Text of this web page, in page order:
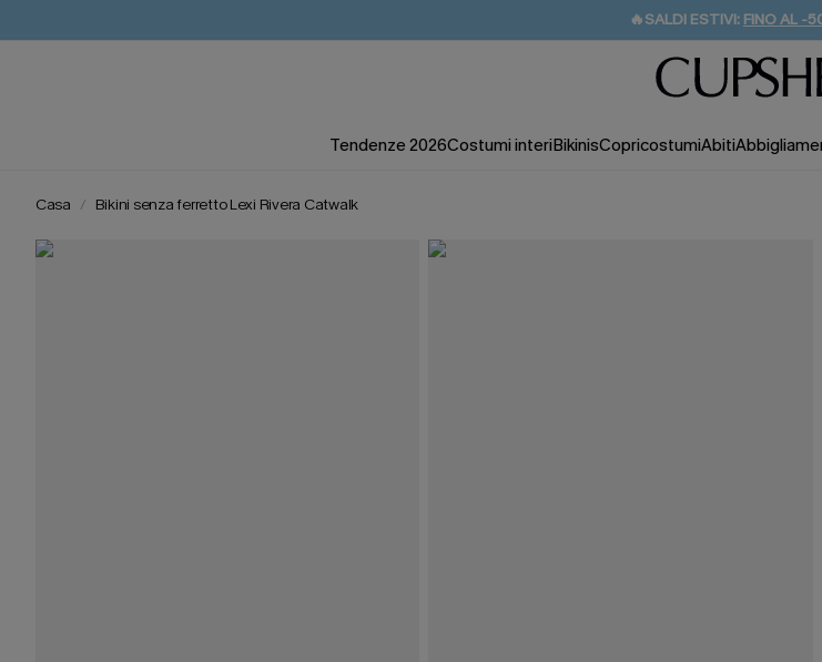
🔥SALDI ESTIVI: FINO AL -
🚚SPEDIZIONE GRATUITA
💌REGALO PER I NUOVI: 20% DI
Tendenze 2026Costumi interiBikinisCopricostumiAbiti
Casa Bikini senza ferretto Lexi Rivera Catwalk